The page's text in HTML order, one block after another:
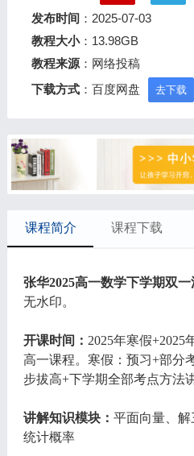
发布时间 ：2025-07-03
教程大小：13.98GB
教程来源：网络投稿
下载方式：百度网盘 去下载
课程简介 课程下载
张华2025高一数学下学期双
无水印。
开课时间： 2025年寒假+2025
高一课程。寒假：预习+部分
步拔高+下学期全部考点方法
讲解知识模块： 平面向量、解
统计概率